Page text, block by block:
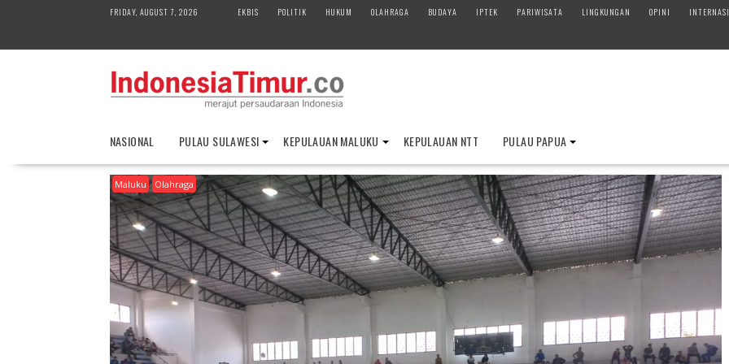
FRIDAY, AUGUST 7, 2026 EKBIS POLITIK HUKUM OLAHRAGA BUDAYA IPTEK PARIWISATA LINGKUNGAN OPINI
NASIONAL PULAU SULAWESI KEPULAUAN MALUKU KEPULAUAN NTT PULAU PAPUA
Maluku Olahraga